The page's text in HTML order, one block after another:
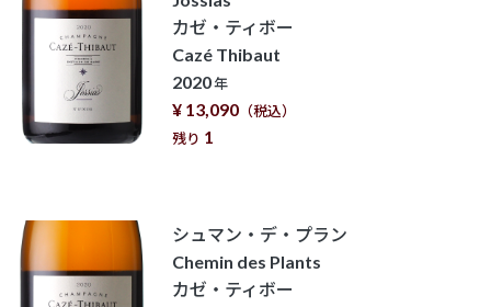
カゼ・ティボー
Cazé Thibaut
2020年
¥ 13,090 （税込）
残り 1
シュマン・デ・プラン
Chemin des Plants
カゼ・ティボー